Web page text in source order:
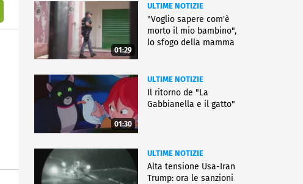
01:29
ULTIME NOTIZIE
"Voglio sapere com'è
morto il mio bambino",
lo sfogo della mamma
01:30
ULTIME NOTIZIE
Il ritorno de "La
Gabbianella e il gatto"
ULTIME NOTIZIE
Alta tensione Usa-Iran
Trump: ora le sanzioni